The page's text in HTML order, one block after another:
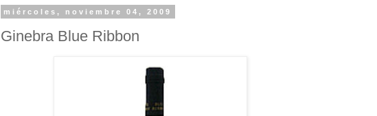
miércoles, noviembre 04, 2009
Ginebra Blue Ribbon